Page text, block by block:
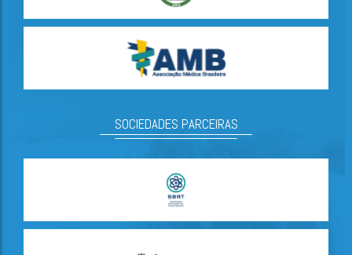
SOCIEDADES PARCEIRAS